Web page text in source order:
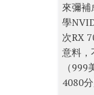
來彌補
學
次RX
意料，
（
4080